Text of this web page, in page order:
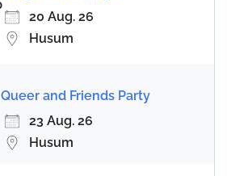
20 Aug. 26
Husum
Queer and Friends Party
23 Aug. 26
Husum